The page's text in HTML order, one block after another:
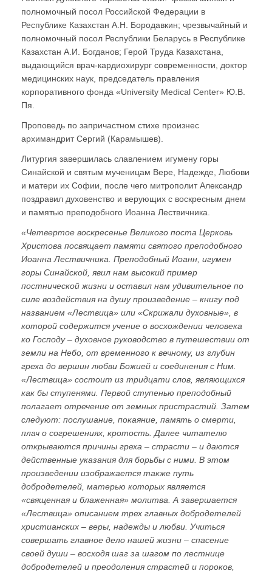
полномочный посол Российской Федерации в
Республике Казахстан А.Н. Бородавкин; чрезвычайный и
полномочный посол Республики Беларусь в Республике
Казахстан А.И. Богданов; Герой Труда Казахстана,
выдающийся врач-кардиохирург современности, доктор
медицинских наук, председатель правления
корпоративного фонда «University Medical Center» Ю.В.
Пя.
Проповедь по запричастном стихе произнес
архимандрит Сергий (Карамышев).
Литургия завершилась славлением игумену горы
Синайской и святым мученицам Вере, Надежде, Любови
и матери их Софии, после чего митрополит Александр
поздравил духовенство и верующих с воскресным днем
и памятью преподобного Иоанна Лествичника.
«Четвертое воскресенье Великого поста Церковь
Христова посвящает памяти святого преподобного
Иоанна Лествичника. Преподобный Иоанн, игумен
горы Синайской, явил нам высокий пример
постнической жизни и оставил нам удивительное по
силе воздействия на душу произведение – книгу под
названием «Лествица» или «Скрижали духовные», в
которой содержится учение о восхождении человека
ко Господу – духовное руководство в путешествии от
земли на Небо, от временного к вечному, из глубин
греха до вершин любви Божией и соединения с Ним.
«Лествица» состоит из тридцати слов, являющихся
как бы ступенями. Первой ступенью преподобный
полагает отречение от земных пристрастий. Затем
следуют: послушание, покаяние, память о смерти,
плач о согрешениях, кротость. Далее читателю
открываются причины греха – страсти – и даются
действенные указания для борьбы с ними. В этом
произведении изображается также путь
добродетелей, матерью которых является
«священная и блаженная» молитва. А завершается
«Лествица» описанием трех главных добродетелей
христианских – веры, надежды и любви. Учиться
совершать главное дело нашей жизни – спасение
своей души – восходя шаг за шагом по лестнице
добродетелей и преодоления страстей и пороков,